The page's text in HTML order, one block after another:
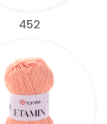
452